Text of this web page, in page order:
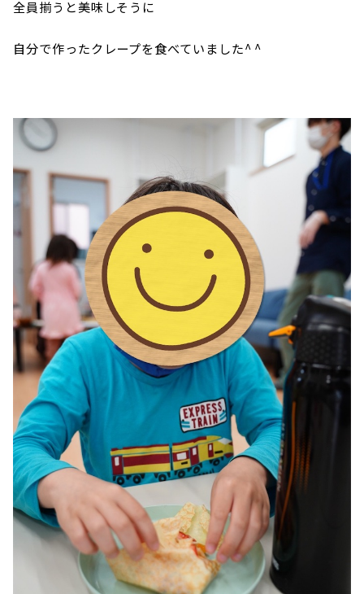
全員揃うと美味しそうに
自分で作ったクレープを食べていました^ ^